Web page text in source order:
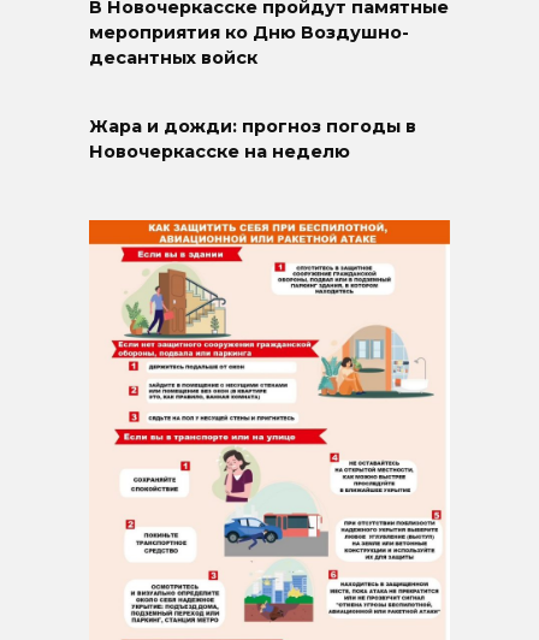
В Новочеркасске пройдут памятные
мероприятия ко Дню Воздушно-
десантных войск
Жара и дожди: прогноз погоды в
Новочеркасске на неделю